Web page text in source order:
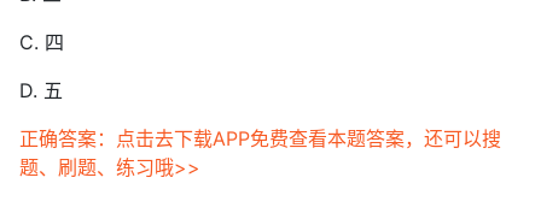
C. 四
D. 五
正确答案：点击去下载APP免费查看本题答案，还可以搜
题、刷题、练习哦>>